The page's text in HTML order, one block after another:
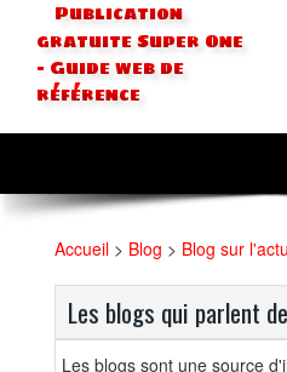
Publication
gratuite Super One
- Guide web de
référence
Accueil > Blog > Blog sur
Les blogs qui parlent
Les blogs sont une source